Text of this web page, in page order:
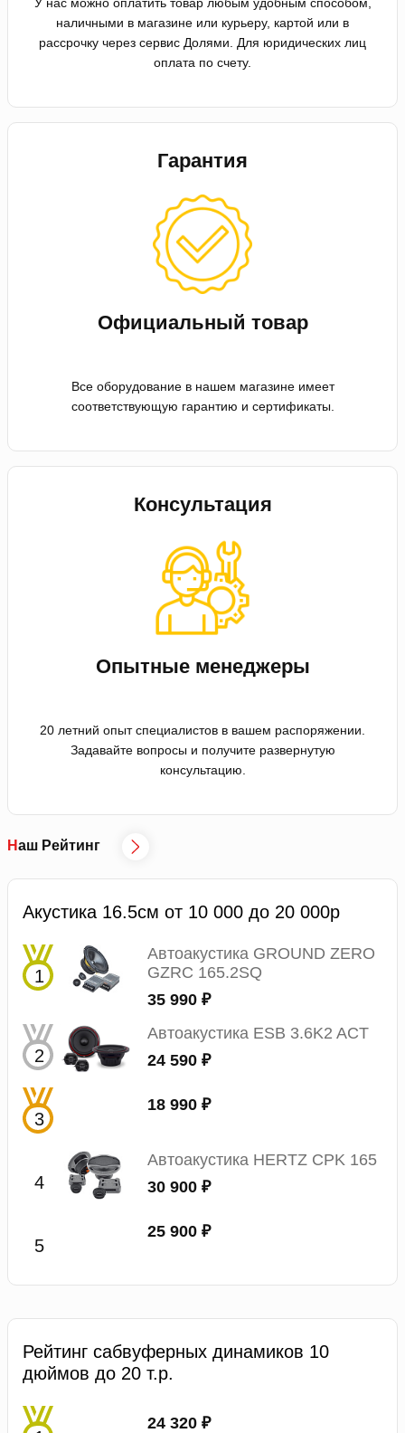
наличными в магазине или курьеру, картой или в
рассрочку через сервис Долями. Для юридических лиц
оплата по счету.
Гарантия
Официальный товар
Все оборудование в нашем магазине имеет
соответствующую гарантию и сертификаты.
Консультация
Опытные менеджеры
20 летний опыт специалистов в вашем распоряжении.
Задавайте вопросы и получите развернутую
консультацию.
Наш Рейтинг
Акустика 16.5см от 10 000 до 20 000р
Автоакустика GROUND ZERO
GZRC 165.2SQ
35 990 ₽
Автоакустика ESB 3.6K2 ACT
24 590 ₽
18 990 ₽
Автоакустика HERTZ CPK 165
30 900 ₽
25 900 ₽
Рейтинг сабвуферных динамиков 10
дюймов до 20 т.р.
24 320 ₽